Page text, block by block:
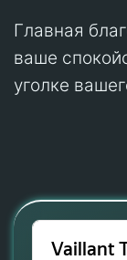
Главная
ваше
уголке